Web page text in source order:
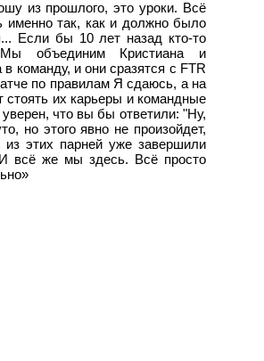
из прошлого, это уроки. Всё
именно так, как и должно было
Если бы 10 лет назад кто-то
объединим Кристиана и
в команду, и они сразятся с FTR
по правилам Я сдаюсь, а на
стоять их карьеры и командные
что вы бы ответили: "Ну,
но этого явно не произойдет,
из этих парней уже завершили
И всё же мы здесь. Всё просто